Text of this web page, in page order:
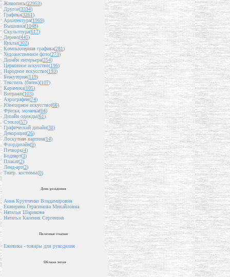
Живопись(22953)
Другое(3334)
Графика(3261)
Архитектура(1969)
Вышивка(1048)
Скульптура(617)
Дерево(445)
Куклы(302)
Компьютерная графика(281)
Художественное фото(273)
Дизайн интерьера(254)
Церковное искусство(196)
Народное искусство(193)
Бижутерия(119)
Текстиль (батик)(107)
Керамика(105)
Витражи(103)
Аэрография(74)
Ювелирное искусство(66)
Фреска, мозаика(64)
Дизайн одежды(61)
Стекло(57)
Графический дизайн(38)
Декорации(26)
Лоскутная картина(14)
Флордизайн(9)
Пэчворк(4)
Бодиарт(3)
Плакат(2)
Ленд-арт(2)
Театр. костюмы(0)
День рождения
Анна Крупченко Владимировна
Екатерина Герасимова Михайловна
Наталья Шарикова
Наталья Каленик Сергеевна
Полезные ссылки
Ежевика - товары для рукоделия
Облако тегов